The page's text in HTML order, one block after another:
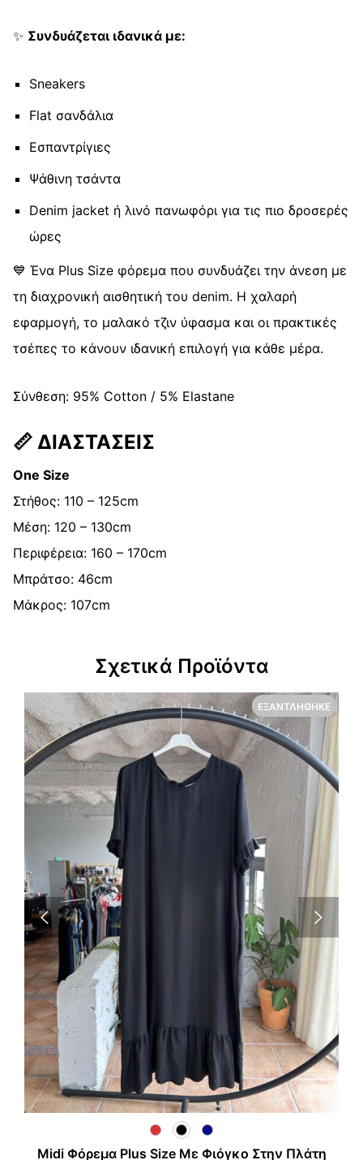
✨ Συνδυάζεται ιδανικά με:
Sneakers
Flat σανδάλια
Εσπαντρίγιες
Ψάθινη τσάντα
Denim jacket ή λινό πανωφόρι για τις πιο δροσερές
ώρες
💙 Ένα Plus Size φόρεμα που συνδυάζει την άνεση με
τη διαχρονική αισθητική του denim. Η χαλαρή
εφαρμογή, το μαλακό τζιν ύφασμα και οι πρακτικές
τσέπες το κάνουν ιδανική επιλογή για κάθε μέρα.
Σύνθεση: 95% Cotton / 5% Elastane
📏 ΔΙΑΣΤΑΣΕΙΣ
One Size
Στήθος: 110 – 125cm
Μέση: 120 – 130cm
Περιφέρεια: 160 – 170cm
Μπράτσο: 46cm
Μάκρος: 107cm
Σχετικά Προϊόντα
ΕΞΑΝΤΛΉΘΗΚΕ
Midi Φόρεμα Plus Size Με Φιόγκο Στην Πλάτη